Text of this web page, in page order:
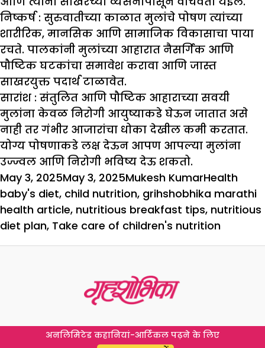
निष्कर्ष : सुरुवातीच्या काळात मुलांचे पोषण त्यांच्या
शारीरिक, मानसिक आणि सामाजिक विकासाचा पाया
रचते. पालकांनी मुलांच्या आहारात नैसर्गिक आणि
पौष्टिक घटकांचा समावेश करावा आणि जास्त
साखरयुक्त पदार्थ टाळावेत.
सारांश : संतुलित आणि पौष्टिक आहाराच्या सवयी
मुलांना केवळ निरोगी आयुष्याकडे घेऊन जातात असे
नाही तर गंभीर आजारांचा धोका देखील कमी करतात.
योग्य पोषणाकडे लक्ष देऊन आपण आपल्या मुलांना
उज्ज्वल आणि निरोगी भविष्य देऊ शकतो.
Posted
on
May 3, 2025May 3, 2025Author
Mukesh KumarCategories
HealthTags
baby's diet, child nutrition, grihshobhika marathi
health article, nutritious breakfast tips, nutritious
diet plan, Take care of children's nutrition
अनलिमिटेड कहानियां-आर्टिकल पढ़ने के लिए